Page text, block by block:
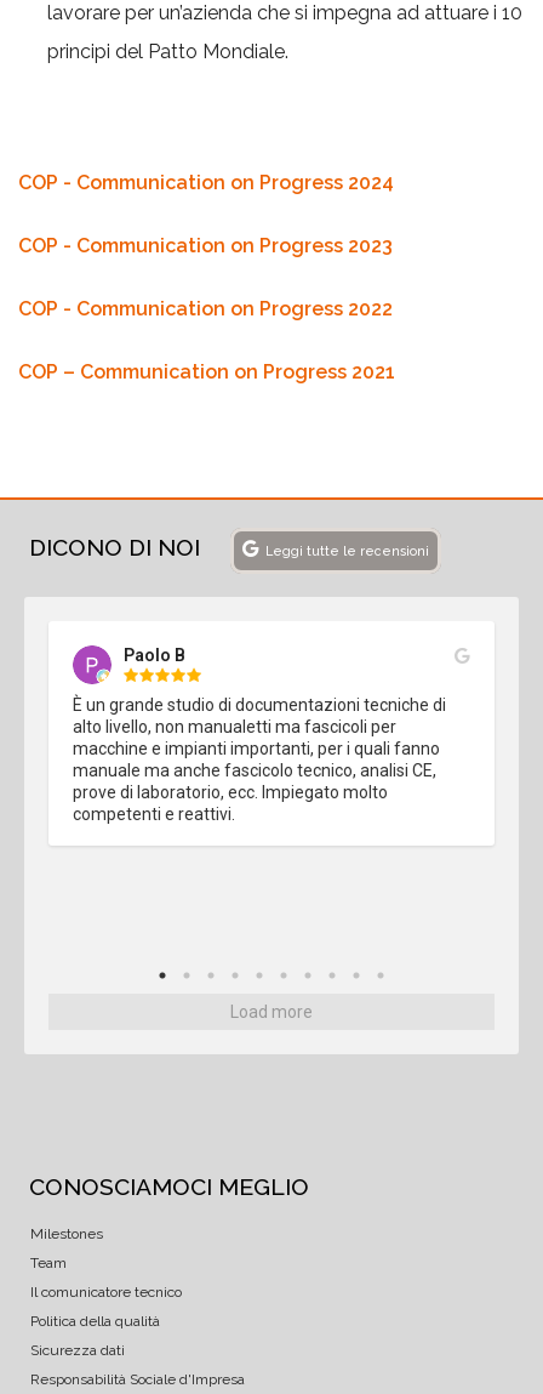
lavorare per un’azienda che si impegna ad attuare i 10
principi del Patto Mondiale.
COP - Communication on Progress 2024
COP - Communication on Progress 2023
COP - Communication on Progress 2022
COP – Communication on Progress 2021
DICONO DI NOI Leggi tutte le recensioni
Paolo B
È un grande studio di documentazioni tecniche di
alto livello, non manualetti ma fascicoli per
macchine e impianti importanti, per i quali fanno
manuale ma anche fascicolo tecnico, analisi CE,
prove di laboratorio, ecc. Impiegato molto
competenti e reattivi.
Load more
CONOSCIAMOCI MEGLIO
Milestones
Team
Il comunicatore tecnico
Politica della qualità
Sicurezza dati
Responsabilità Sociale d'Impresa